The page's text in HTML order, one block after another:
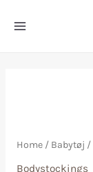
Home/ Babytøj /
Bodystockings